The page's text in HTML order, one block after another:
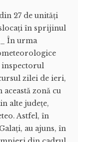
27 de unități
în sprijinul
În urma
inspectorul
zilei de ieri,
zonă cu
alte județe,
Astfel, în
au ajuns, în